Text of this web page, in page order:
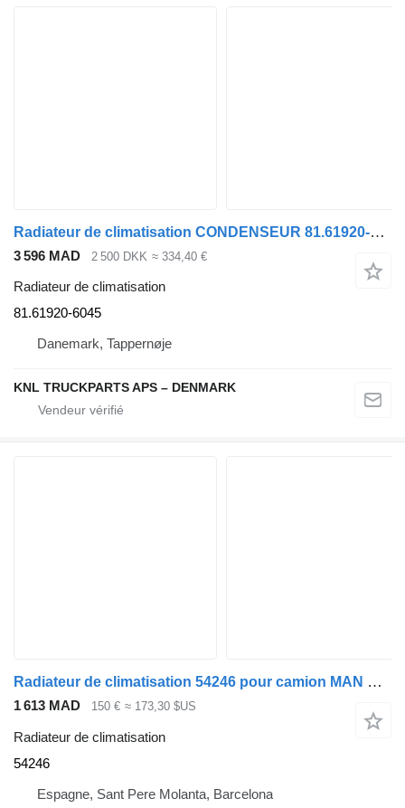
Radiateur de climatisation CONDENSEUR 81.61920-6045 pour camion MAN
3 596 MAD 2 500 DKK ≈ 334,40 €
Radiateur de climatisation
81.61920-6045
Danemark, Tappernøje
KNL TRUCKPARTS APS – DENMARK
Radiateur de climatisation 54246 pour camion MAN M2000L/M2000M 18.2X4 E2
1 613 MAD 150 € ≈ 173,30 $US
Radiateur de climatisation
54246
Espagne, Sant Pere Molanta, Barcelona